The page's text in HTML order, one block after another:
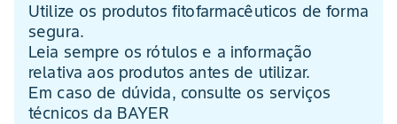
Utilize os produtos fitofarmacêuticos de forma
segura.
Leia sempre os rótulos e a informação
relativa aos produtos antes de utilizar.
Em caso de dúvida, consulte os serviços
técnicos da BAYER